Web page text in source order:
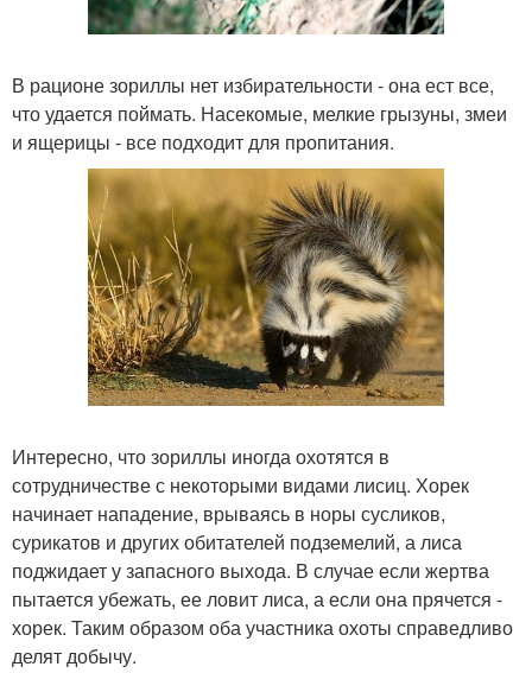
В рационе зориллы нет избирательности - она ест все,
что удается поймать. Насекомые, мелкие грызуны, змеи
и ящерицы - все подходит для пропитания.
Интересно, что зориллы иногда охотятся в
сотрудничестве с некоторыми видами лисиц. Хорек
начинает нападение, врываясь в норы сусликов,
сурикатов и других обитателей подземелий, а лиса
поджидает у запасного выхода. В случае если жертва
пытается убежать, ее ловит лиса, а если она прячется -
хорек. Таким образом оба участника охоты справедливо
делят добычу.